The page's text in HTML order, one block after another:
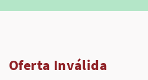
Oferta Inválida